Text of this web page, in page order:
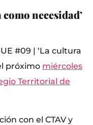
necesidad’
#09 | ‘La cultura
próximo miércoles
Territorial de
con el CTAV y